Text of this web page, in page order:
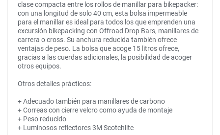
clase compacta entre los rollos de manillar para bikepacker:
con una longitud de solo 40 cm, esta bolsa impermeable
para el manillar es ideal para todos los que emprenden una
excursión bikepacking con Offroad Drop Bars, manillares de
carrera o cross. Su anchura reducida también ofrece
ventajas de peso. La bolsa que acoge 15 litros ofrece,
gracias a las cuerdas adicionales, la posibilidad de acoger
otros equipos.
Otros detalles prácticos:
+ Adecuado también para manillares de carbono
+ Correas con cierre velcro como ayuda de montaje
+ Peso reducido
+ Luminosos reflectores 3M Scotchlite